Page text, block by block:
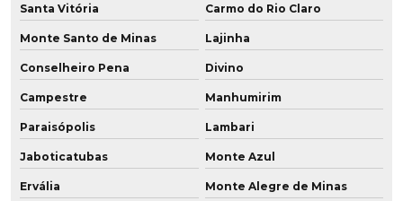
Rodas para paleteira pu
Rodas de poliuretano
Rodas de poliuretano para empilhadeiras
Rodas de poliuretano fabricantes
Rodas de poliuretano para paleteiras
Santa Vitória Carmo do Rio Claro
Monte Santo de Minas Lajinha
Conselheiro Pena Divino
Campestre Manhumirim
Paraisópolis Lambari
Jaboticatubas Monte Azul
Ervália Monte Alegre de Minas